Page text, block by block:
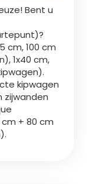
Bent u
cm, 100 cm
1x40 cm,
kipwagen
zijwanden
cm + 80 cm